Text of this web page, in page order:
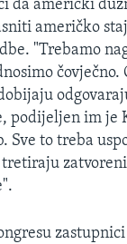
da američki
američko
"Trebamo
podijeljen im je
Sve to treba